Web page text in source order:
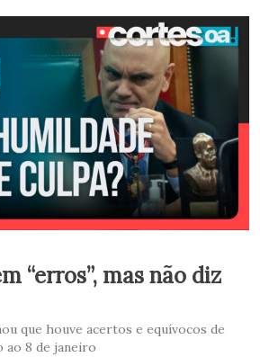
“erros”, mas não diz
que houve acertos e equívocos de
ao 8 de janeiro